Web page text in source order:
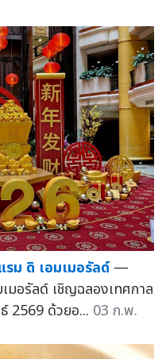
ม ดิ เอมเมอรัลด์ —
มอรัลด์ เชิญฉลองเทศกาล
2569 ด้วยอ... 03 ก.พ.